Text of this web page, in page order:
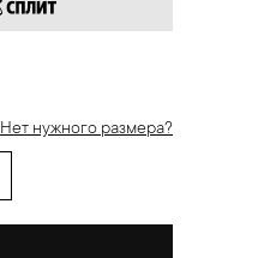
Нет нужного размера?